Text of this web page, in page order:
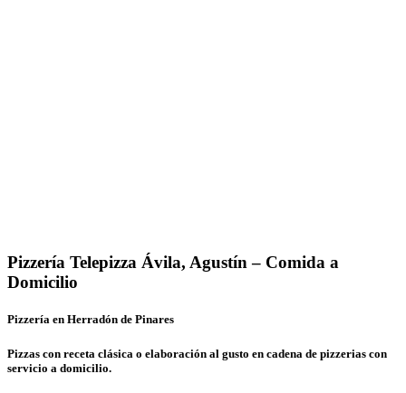
Pizzería Telepizza Ávila, Agustín – Comida a
Domicilio
Pizzería en Herradón de Pinares
Pizzas con receta clásica o elaboración al gusto en cadena de pizzerias con
servicio a domicilio.